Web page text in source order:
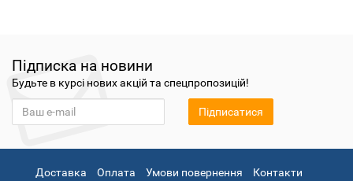
Підписка на новини
Будьте в курсі нових акцій та спецпропозицій!
Підписатися
Доставка Оплата Умови повернення Контакти